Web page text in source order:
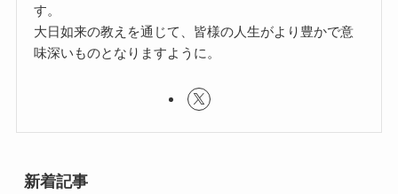
す。
大日如来の教えを通じて、皆様の人生がより豊かで意
味深いものとなりますように。
新着記事